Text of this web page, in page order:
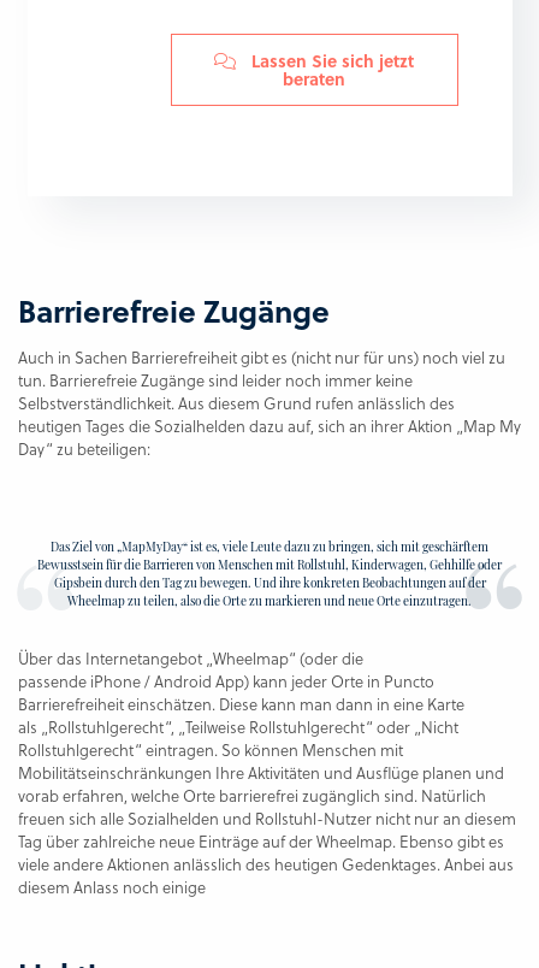
Lassen Sie sich jetzt
beraten
Barrierefreie Zugänge
Auch in Sachen Barrierefreiheit gibt es (nicht nur für uns) noch viel zu
tun. Barrierefreie Zugänge sind leider noch immer keine
Selbstverständlichkeit. Aus diesem Grund rufen anlässlich des
heutigen Tages die Sozialhelden dazu auf, sich an ihrer Aktion „Map My
Day“ zu beteiligen:
Das Ziel von „MapMyDay“ ist es, viele Leute dazu zu bringen, sich mit geschärftem
Bewusstsein für die Barrieren von Menschen mit Rollstuhl, Kinderwagen, Gehhilfe oder
Gipsbein durch den Tag zu bewegen. Und ihre konkreten Beobachtungen auf der
Wheelmap zu teilen, also die Orte zu markieren und neue Orte einzutragen.
Über das Internetangebot „Wheelmap“ (oder die
passende iPhone / Android App) kann jeder Orte in Puncto
Barrierefreiheit einschätzen. Diese kann man dann in eine Karte
als „Rollstuhlgerecht“, „Teilweise Rollstuhlgerecht“ oder „Nicht
Rollstuhlgerecht“ eintragen. So können Menschen mit
Mobilitätseinschränkungen Ihre Aktivitäten und Ausflüge planen und
vorab erfahren, welche Orte barrierefrei zugänglich sind. Natürlich
freuen sich alle Sozialhelden und Rollstuhl-Nutzer nicht nur an diesem
Tag über zahlreiche neue Einträge auf der Wheelmap. Ebenso gibt es
viele andere Aktionen anlässlich des heutigen Gedenktages. Anbei aus
diesem Anlass noch einige